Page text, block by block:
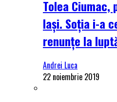
Tolea Ciumac,
Iași. Soția i-a
renunțe la
Andrei Luca
22 noiembrie 2019